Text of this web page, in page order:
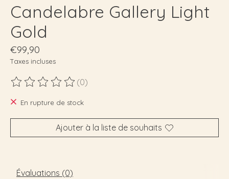
Candelabre Gallery Light
Gold
€99,90
Taxes incluses
Ce produit est évalué à
(0)
En rupture de stock
Ajouter à la liste de souhaits
Évaluations (0)